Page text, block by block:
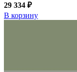
29 334 ₽
В корзину